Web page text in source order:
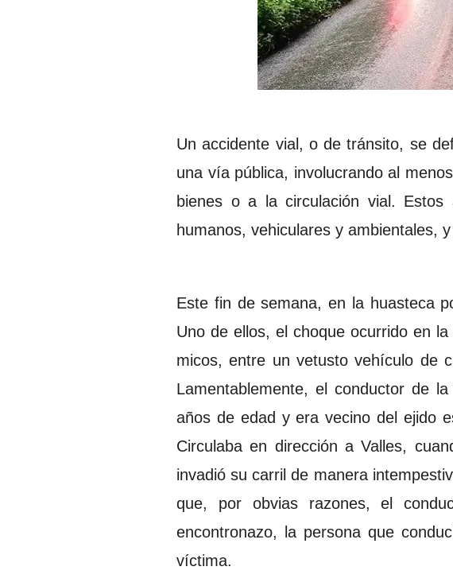
Un accidente vial, o de tránsito, se
una vía pública, involucrando al
bienes o a la circulación vial. Estos
humanos, vehiculares y ambientales,
Este fin de semana, en la huasteca
Uno de ellos, el choque ocurrido en
micos, entre un vetusto vehículo de
Lamentablemente, el conductor de
años de edad y era vecino del ejido
Circulaba en dirección a Valles,
invadió su carril de manera
que, por obvias razones, el
encontronazo, la persona que
víctima.